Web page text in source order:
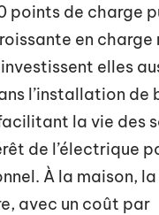
points de charge
en charge
elles
l’installation de
la vie des
de l’électrique
À la maison,
avec un coût par